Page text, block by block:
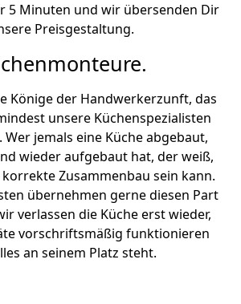
5 Minuten und wir übersenden Dir
Preisgestaltung.
Könige der Handwerkerzunft, das
unsere Küchenspezialisten
Wer jemals eine Küche abgebaut,
wieder aufgebaut hat, der weiß,
Zusammenbau sein kann.
übernehmen gerne diesen Part
verlassen die Küche erst wieder,
vorschriftsmäßig funktionieren
an seinem Platz steht.